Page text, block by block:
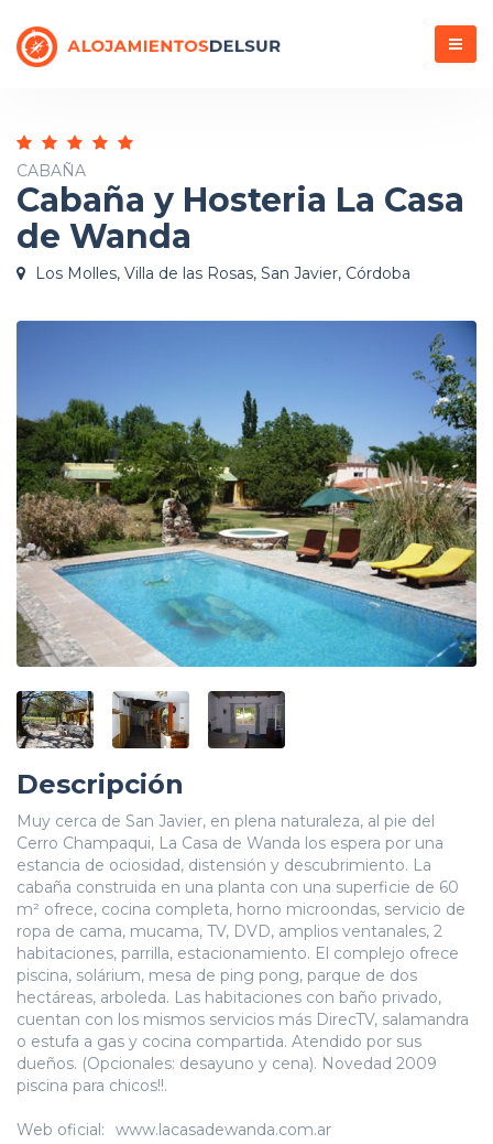
Menú
CABAÑA
Cabaña y Hosteria La Casa
de Wanda
Los Molles, Villa de las Rosas, San Javier, Córdoba
Descripción
Muy cerca de San Javier, en plena naturaleza, al pie del
Cerro Champaqui, La Casa de Wanda los espera por una
estancia de ociosidad, distensión y descubrimiento. La
cabaña construida en una planta con una superficie de 60
m² ofrece, cocina completa, horno microondas, servicio de
ropa de cama, mucama, TV, DVD, amplios ventanales, 2
habitaciones, parrilla, estacionamiento. El complejo ofrece
piscina, solárium, mesa de ping pong, parque de dos
hectáreas, arboleda. Las habitaciones con baño privado,
cuentan con los mismos servicios más DirecTV, salamandra
o estufa a gas y cocina compartida. Atendido por sus
dueños. (Opcionales: desayuno y cena). Novedad 2009
piscina para chicos!!.
Web oficial:
www.lacasadewanda.com.ar